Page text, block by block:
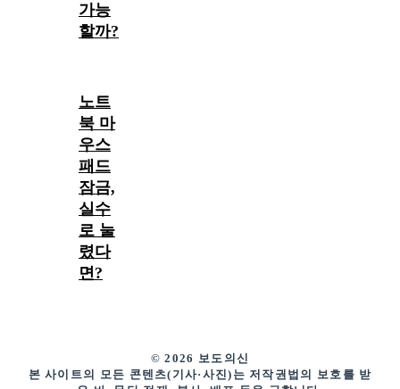
가능
할까?
노트
북 마
우스
패드
잠금,
실수
로 눌
렸다
면?
© 2026 보도의신
본 사이트의 모든 콘텐츠(기사·사진)는 저작권법의 보호를 받